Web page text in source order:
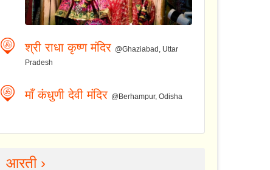
श्री राधा कृष्ण मंदिर @Ghaziabad, Uttar
Pradesh
माँ कंधुणी देवी मंदिर @Berhampur, Odisha
आरती ›